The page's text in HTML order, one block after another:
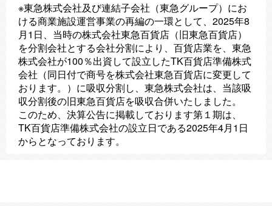
※東急株式会社及び連結子会社（東急グループ）にお
ける商業施設運営事業の再編の一環として、2025年8
月1日、当時の株式会社東急百貨店（旧東急百貨店）
を分割会社とする会社分割により、百貨店業を、東急
株式会社が100％出資して設立したTK百貨店準備株式
会社（同日付で商号を株式会社東急百貨店に変更して
おります。）に吸収分割し、東急株式会社は、当該吸
収分割後の旧東急百貨店を吸収合併いたしました。
このため、決算公告に掲載しております第１期は、
TK百貨店準備株式会社の設立日である2025年4月1日
からとなっております。